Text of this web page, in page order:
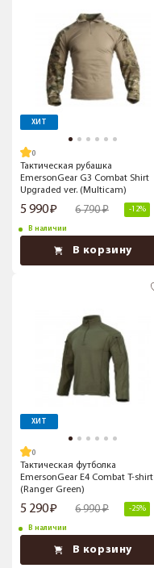
ХИТ
Тактическая рубашка
EmersonGear G3 Combat Shirt
Upgraded ver. (Multicam)
5 990 6 790 -12%
В наличии
В корзину
ХИТ
Тактическая футболка
EmersonGear E4 Combat T-shirt
(Ranger Green)
5 290 6 990 -25%
В наличии
В корзину